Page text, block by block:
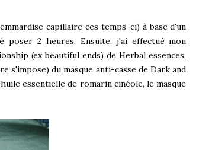
capillaire ces temps-ci) à base d'un
poser 2 heures. Ensuite, j'ai effectué mon
(ex beautiful ends) de Herbal essences.
s'impose) du masque anti-casse de Dark and
essentielle de romarin cinéole, le masque